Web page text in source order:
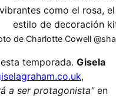
como el rosa,
estilo de decoración
de Charlotte Cowell
temporada. Gisela
,
a ser protagonista"en